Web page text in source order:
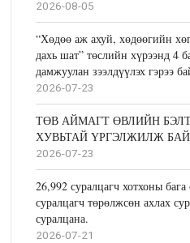
2026-08-05
“Хөдөө аж ахуй, хөдөөгийн
дахь шат” төслийн хүрээнд 4
дамжуулан зээлдүүлэх гэрээ
2026-07-23
ТӨВ АЙМАГТ ӨВЛИЙН
ХУВЬТАЙ ҮРГЭЛЖИЛЖ
2026-07-23
26,992 суралцагч хотхоны
суралцагч төрөлжсөн ахлах
суралцана.
2026-07-21